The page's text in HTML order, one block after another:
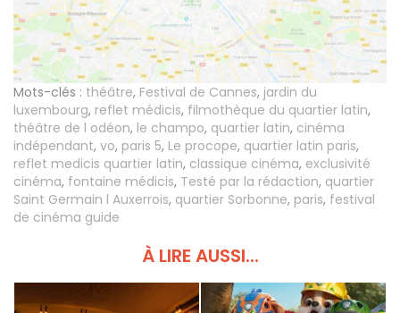
Mots-clés : théâtre, Festival de Cannes, jardin du
luxembourg, reflet médicis, filmothèque du quartier latin,
théâtre de l odéon, le champo, quartier latin, cinéma
indépendant, vo, paris 5, Le procope, quartier latin paris,
reflet medicis quartier latin, classique cinéma, exclusivité
cinéma, fontaine médicis, Testé par la rédaction, quartier
Saint Germain l Auxerrois, quartier Sorbonne, paris, festival
de cinéma guide
À LIRE AUSSI...